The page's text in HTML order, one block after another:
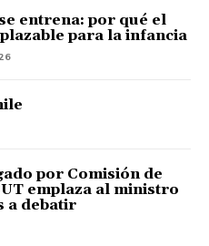
entrena: por qué el
para la infancia
por Comisión de
emplaza al ministro
a debatir